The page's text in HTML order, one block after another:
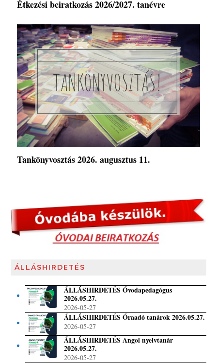
Étkezési beiratkozás 2026/2027. tanévre
Tankönyvosztás 2026. augusztus 11.
ÁLLÁSHIRDETÉS
ÁLLÁSHIRDETÉS Óvodapedagógus
2026.05.27.
2026-05-27
ÁLLÁSHIRDETÉS Óraadó tanárok 2026.05.27.
2026-05-27
ÁLLÁSHIRDETÉS Angol nyelvtanár
2026.05.27.
2026-05-27